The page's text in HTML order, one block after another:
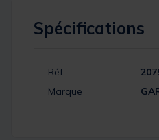
Spécifications
Réf.
Marque